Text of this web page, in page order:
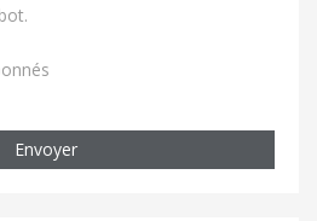
.
Envoyer